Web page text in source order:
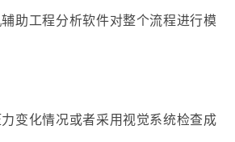
助工程分析软件对整个流程进行模
变化情况或者采用视觉系统检查成